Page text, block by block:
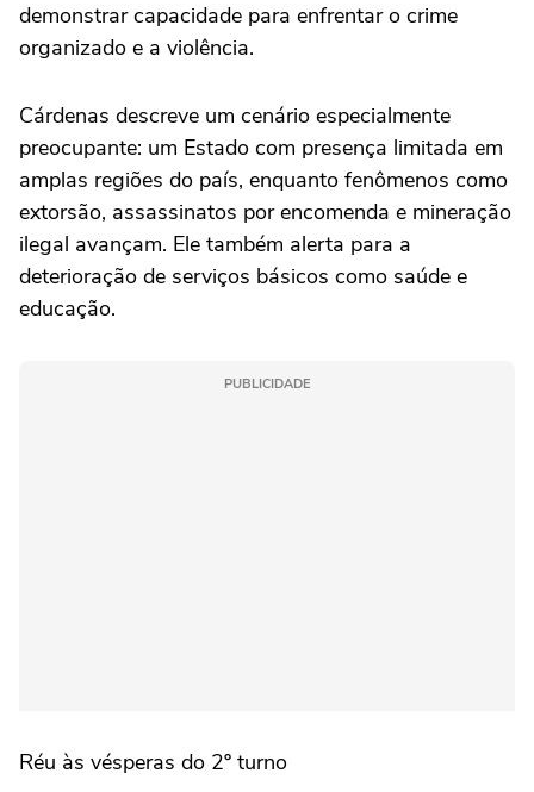
demonstrar capacidade para enfrentar o crime
organizado e a violência.
Cárdenas descreve um cenário especialmente
preocupante: um Estado com presença limitada em
amplas regiões do país, enquanto fenômenos como
extorsão, assassinatos por encomenda e mineração
ilegal avançam. Ele também alerta para a
deterioração de serviços básicos como saúde e
educação.
PUBLICIDADE
Réu às vésperas do 2º turno